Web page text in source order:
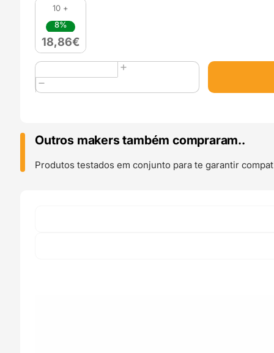
10 +
8%
18,86€
Quantidade
de
PLA
(High
Resistance)
1kg
Outros makers também compraram..
Produtos testados em conjunto para te garantir